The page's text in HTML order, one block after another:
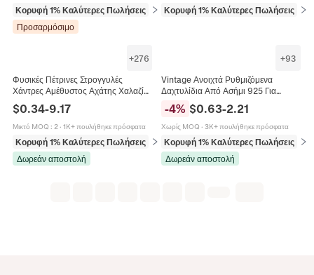
Κορυφή 1% Καλύτερες Πωλήσεις
σε Συσκευασία και έκθεση κοσμημάτων
Προσαρμόσιμο
Κορυφή 1% Καλύτερες Πωλήσεις σε
+276
Φυσικές Πέτρινες Στρογγυλές
Χάντρες Αμέθυστος Αχάτης Χαλαζίας
Για Κατασκευή Κοσμημάτων DIY
Προμήθειες Χειροτεχνίας
$0.34-9.17
Μικτό MOQ : 2· 1K+ πουλήθηκε πρόσφατα
Κορυφή 1% Καλύτερες Πωλήσεις
σε Χάντρες
Δωρεάν αποστολή
+93
Vintage Ανοιχτά Ρυθμιζόμενα
Δαχτυλίδια Από Ασήμι 925 Για
Γυναίκες Μινιμαλιστικό Ρετρό Κομψό
Κόσμημα Δώρο
-4% $0.63-2.21
Χωρίς MOQ · 3K+ πουλήθηκε πρόσφατα
Κορυφή 1% Καλύτερες Πωλήσεις
σε
Δωρεάν αποστολή